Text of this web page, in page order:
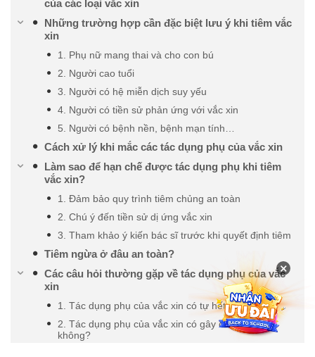
của các loại vắc xin
Những trường hợp cần đặc biệt lưu ý khi tiêm vắc
xin
1. Phụ nữ mang thai và cho con bú
2. Người cao tuổi
3. Người có hệ miễn dịch suy yếu
4. Người có tiền sử phản ứng với vắc xin
5. Người có bệnh nền, bệnh mạn tính…
Cách xử lý khi mắc các tác dụng phụ của vắc xin
Làm sao để hạn chế được tác dụng phụ khi tiêm
vắc xin?
1. Đảm bảo quy trình tiêm chủng an toàn
2. Chú ý đến tiền sử dị ứng vắc xin
3. Tham khảo ý kiến bác sĩ trước khi quyết định tiêm
Tiêm ngừa ở đâu an toàn?
Các câu hỏi thường gặp về tác dụng phụ của vắc
xin
1. Tác dụng phụ của vắc xin có tự hết không?
2. Tác dụng phụ của vắc xin có gây chết người
không?
×